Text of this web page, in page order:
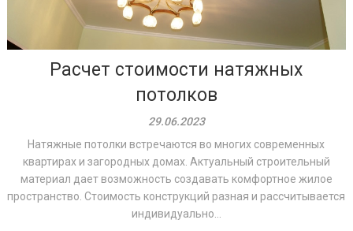
Расчет стоимости натяжных
потолков
29.06.2023
Натяжные потолки встречаются во многих современных
квартирах и загородных домах. Актуальный строительный
материал дает возможность создавать комфортное жилое
пространство. Стоимость конструкций разная и рассчитывается
индивидуально...